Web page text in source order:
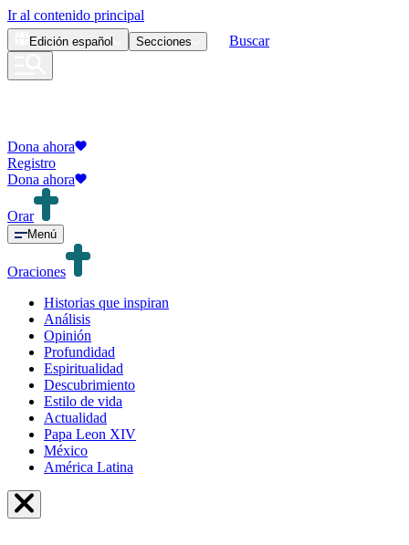
Ir al contenido principal
Edición español Secciones Buscar
Dona ahora
Registro
Dona ahora
Orar
Menú
Oraciones
Historias que inspiran
Análisis
Opinión
Profundidad
Espiritualidad
Descubrimiento
Estilo de vida
Actualidad
Papa Leon XIV
México
América Latina